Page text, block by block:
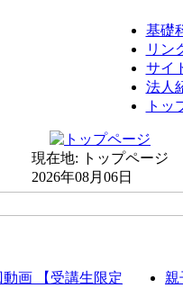
基礎
リン
サイ
法人
トッ
現在地:
トップページ
2026年08月06日
画 【受講生限定
親